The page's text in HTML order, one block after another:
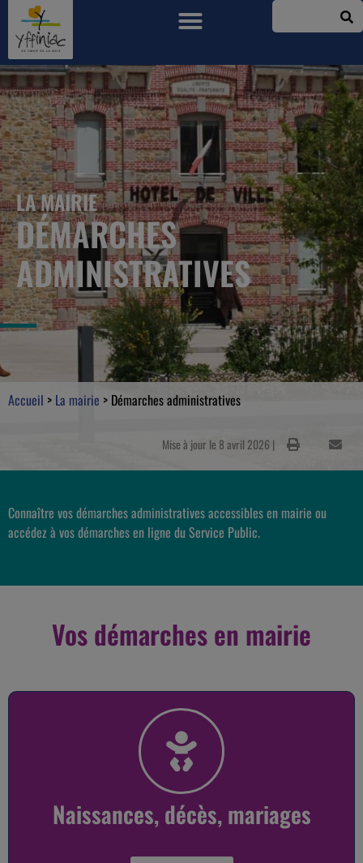
LA MAIRIE
DÉMARCHES
ADMINISTRATIVES
Accueil > La mairie > Démarches administratives
Mise à jour le 8 avril 2026 |
Connaître vos démarches administratives accessibles en mairie ou
accédez à vos démarches en ligne du Service Public.
Vos démarches en mairie
Naissances, décès, mariages